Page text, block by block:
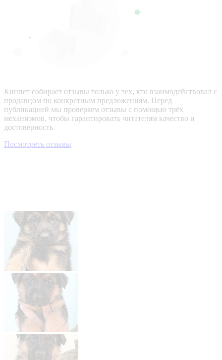
Кинпет собирает отзывы только у тех, кто взаимодействовал с
продавцом по конкретным предложениям. Перед
публикацией мы проверяем отзывы с помощью трёх
механизмов, чтобы гарантировать читателям качество и
достоверность
Посмотреть отзывы